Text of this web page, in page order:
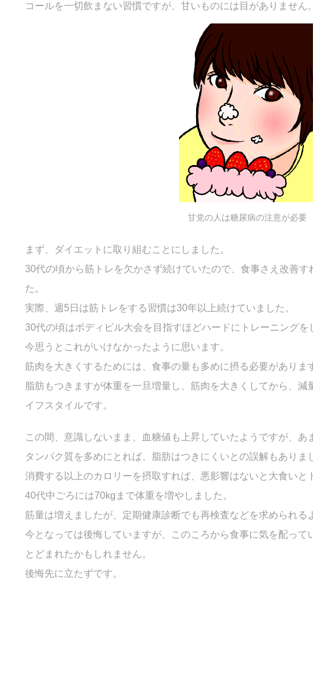
コールを一切飲まない習慣ですが、甘いものには目がありません。
甘党の人は糖尿病の注意が必要
まず、ダイエットに取り組むことにしました。
30代の頃から筋トレを欠かさず続けていたので、食事さえ改善
た。
実際、週5日は筋トレをする習慣は30年以上続けていました。
30代の頃はボディビル大会を目指すほどハードにトレーニングを
今思うとこれがいけなかったように思います。
筋肉を大きくするためには、食事の量も多めに摂る必要がありま
脂肪もつきますが体重を一旦増量し、筋肉を大きくしてから、減
イフスタイルです。
この間、意識しないまま、血糖値も上昇していたようですが、あ
タンパク質を多めにとれば、脂肪はつきにくいとの誤解もありま
消費する以上のカロリーを摂取すれば、悪影響はないと大食いと
40代中ごろには70kgまで体重を増やしました。
筋量は増えましたが、定期健康診断でも再検査などを求められる
今となっては後悔していますが、このころから食事に気を配って
とどまれたかもしれません。
後悔先に立たずです。